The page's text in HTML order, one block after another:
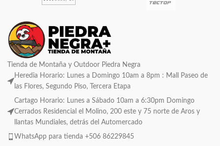
Tienda de Montaña y Outdoor Piedra Negra
Heredia Horario: Lunes a Domingo 10am a 8pm : Mall Paseo de
las Flores, Segundo Piso, Tercera Etapa
Cartago Horario: Lunes a Sábado 10am a 6:30pm Domingo
Cerrados Residencial el Molino, 200 este y 75 norte de Aros y
llantas Mundiales, detrás del Automercado
WhatsApp para tienda +506 86229845